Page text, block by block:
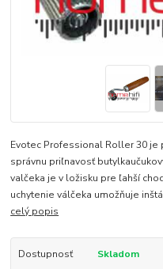
Evotec Professional Roller 30 je
správnu priľnavosť
valčeka je v ložisku pre ľahší
uchytenie válčeka umožňuje
celý popis
Dostupnosť Skladom